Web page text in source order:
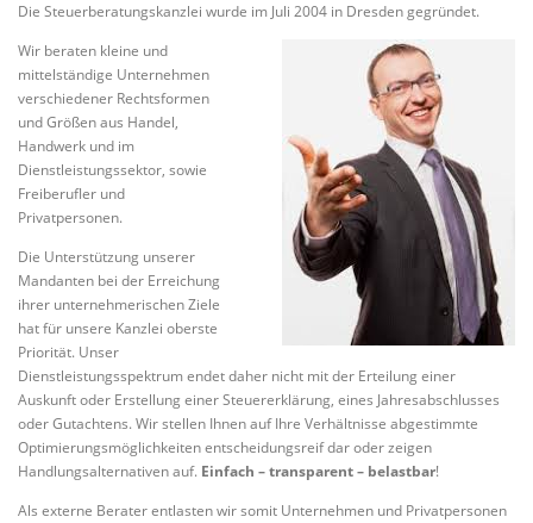
Die Steuerberatungskanzlei wurde im Juli 2004 in Dresden gegründet.
Wir beraten kleine und
mittelständige Unternehmen
verschiedener Rechtsformen
und Größen aus Handel,
Handwerk und im
Dienstleistungssektor, sowie
Freiberufler und
Privatpersonen.
Die Unterstützung unserer
Mandanten bei der Erreichung
ihrer unternehmerischen Ziele
hat für unsere Kanzlei oberste
Priorität. Unser
Dienstleistungsspektrum endet daher nicht mit der Erteilung einer
Auskunft oder Erstellung einer Steuererklärung, eines Jahresabschlusses
oder Gutachtens. Wir stellen Ihnen auf Ihre Verhältnisse abgestimmte
Optimierungsmöglichkeiten entscheidungsreif dar oder zeigen
Handlungsalternativen auf. Einfach – transparent – belastbar!
Als externe Berater entlasten wir somit Unternehmen und Privatpersonen